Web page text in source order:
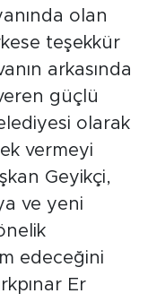
olan
teşekkür
arkasında
güçlü
olarak
vermeyi
Geyikçi,
ve yeni
edeceğini
Er